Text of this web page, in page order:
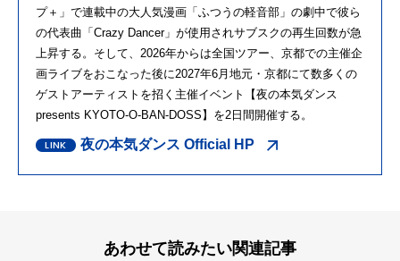
プ＋」で連載中の大人気漫画「ふつうの軽音部」の劇中で彼ら
の代表曲「Crazy Dancer」が使用されサブスクの再生回数が急
上昇する。そして、2026年からは全国ツアー、京都での主催企
画ライブをおこなった後に2027年6月地元・京都にて数多くの
ゲストアーティストを招く主催イベント【夜の本気ダンス
presents KYOTO-O-BAN-DOSS】を2日間開催する。
夜の本気ダンス Official HP
あわせて読みたい関連記事